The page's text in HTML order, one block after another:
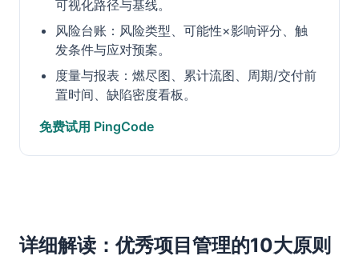
可视化路径与基线。
风险台账：风险类型、可能性×影响评分、触
发条件与应对预案。
度量与报表：燃尽图、累计流图、周期/交付前
置时间、缺陷密度看板。
免费试用 PingCode
详细解读：优秀项目管理的10大原则